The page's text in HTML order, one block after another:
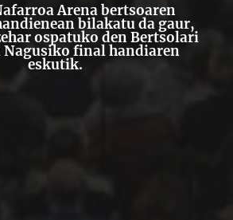
Arena bertsoaren
bilakatu da gaur,
ospatuko den Bertsolari
Nagusiko final handiaren
eskutik.